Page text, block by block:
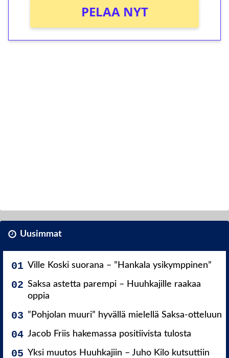
PELAA NYT
Uusimmat
Ville Koski suorana – ”Hankala ysikymppinen”
Saksa astetta parempi – Huuhkajille raakaa
oppia
”Pohjolan muuri” hyvällä mielellä Saksa-otteluun
Jacob Friis hakemassa positiivista tulosta
Yksi muutos Huuhkajiin – Juho Kilo kutsuttiin